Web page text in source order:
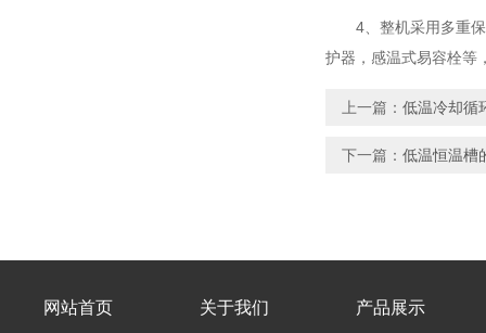
4、整机采用多重保
护器，感温式易容栓等
上一篇： 低温冷却循
下一篇： 低温恒温槽
网站首页 关于我们 产品展示